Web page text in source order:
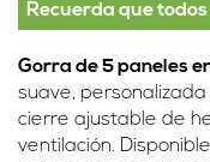
Recuerda que todos
Gorra de 5 paneles
suave,
cierre ajustable de
ventilación.